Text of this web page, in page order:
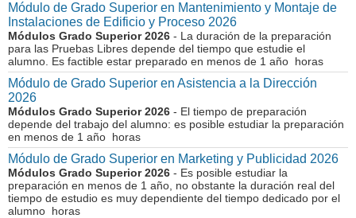
Módulo de Grado Superior en Mantenimiento y Montaje de
Instalaciones de Edificio y Proceso 2026
Módulos Grado Superior 2026 - La duración de la preparación
para las Pruebas Libres depende del tiempo que estudie el
alumno. Es factible estar preparado en menos de 1 año horas
Módulo de Grado Superior en Asistencia a la Dirección
2026
Módulos Grado Superior 2026 - El tiempo de preparación
depende del trabajo del alumno: es posible estudiar la preparación
en menos de 1 año horas
Módulo de Grado Superior en Marketing y Publicidad 2026
Módulos Grado Superior 2026 - Es posible estudiar la
preparación en menos de 1 año, no obstante la duración real del
tiempo de estudio es muy dependiente del tiempo dedicado por el
alumno horas